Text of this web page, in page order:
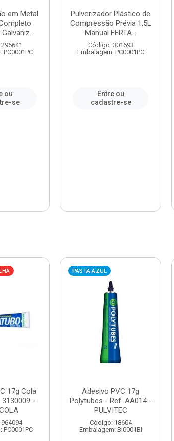
em Metal
PC0001PC
ou
se
Pulverizador Plástico de
Compressão Prévia 1,5L
Manual FERTA...
Código: 301693
Embalagem: PC0001PC
Entre ou
cadastre-se
17g Cola
-
PC0001PC
PASTA AZUL
Adesivo PVC 17g
Polytubes - Ref. AA014 -
PULVITEC
Código: 18604
Embalagem: BI0001BI